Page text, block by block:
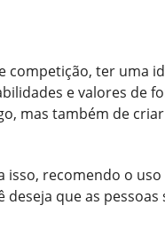
competição, ter uma
e valores de
mas também de
isso, recomendo o uso
que as pessoas